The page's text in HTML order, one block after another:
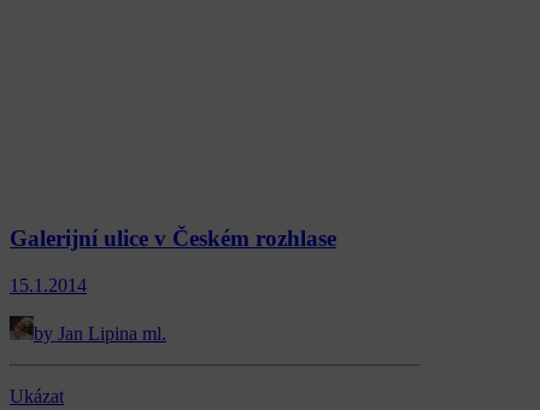
Galerijní ulice v Českém rozhlase
15.1.2014
by Jan Lipina ml.
Ukázat